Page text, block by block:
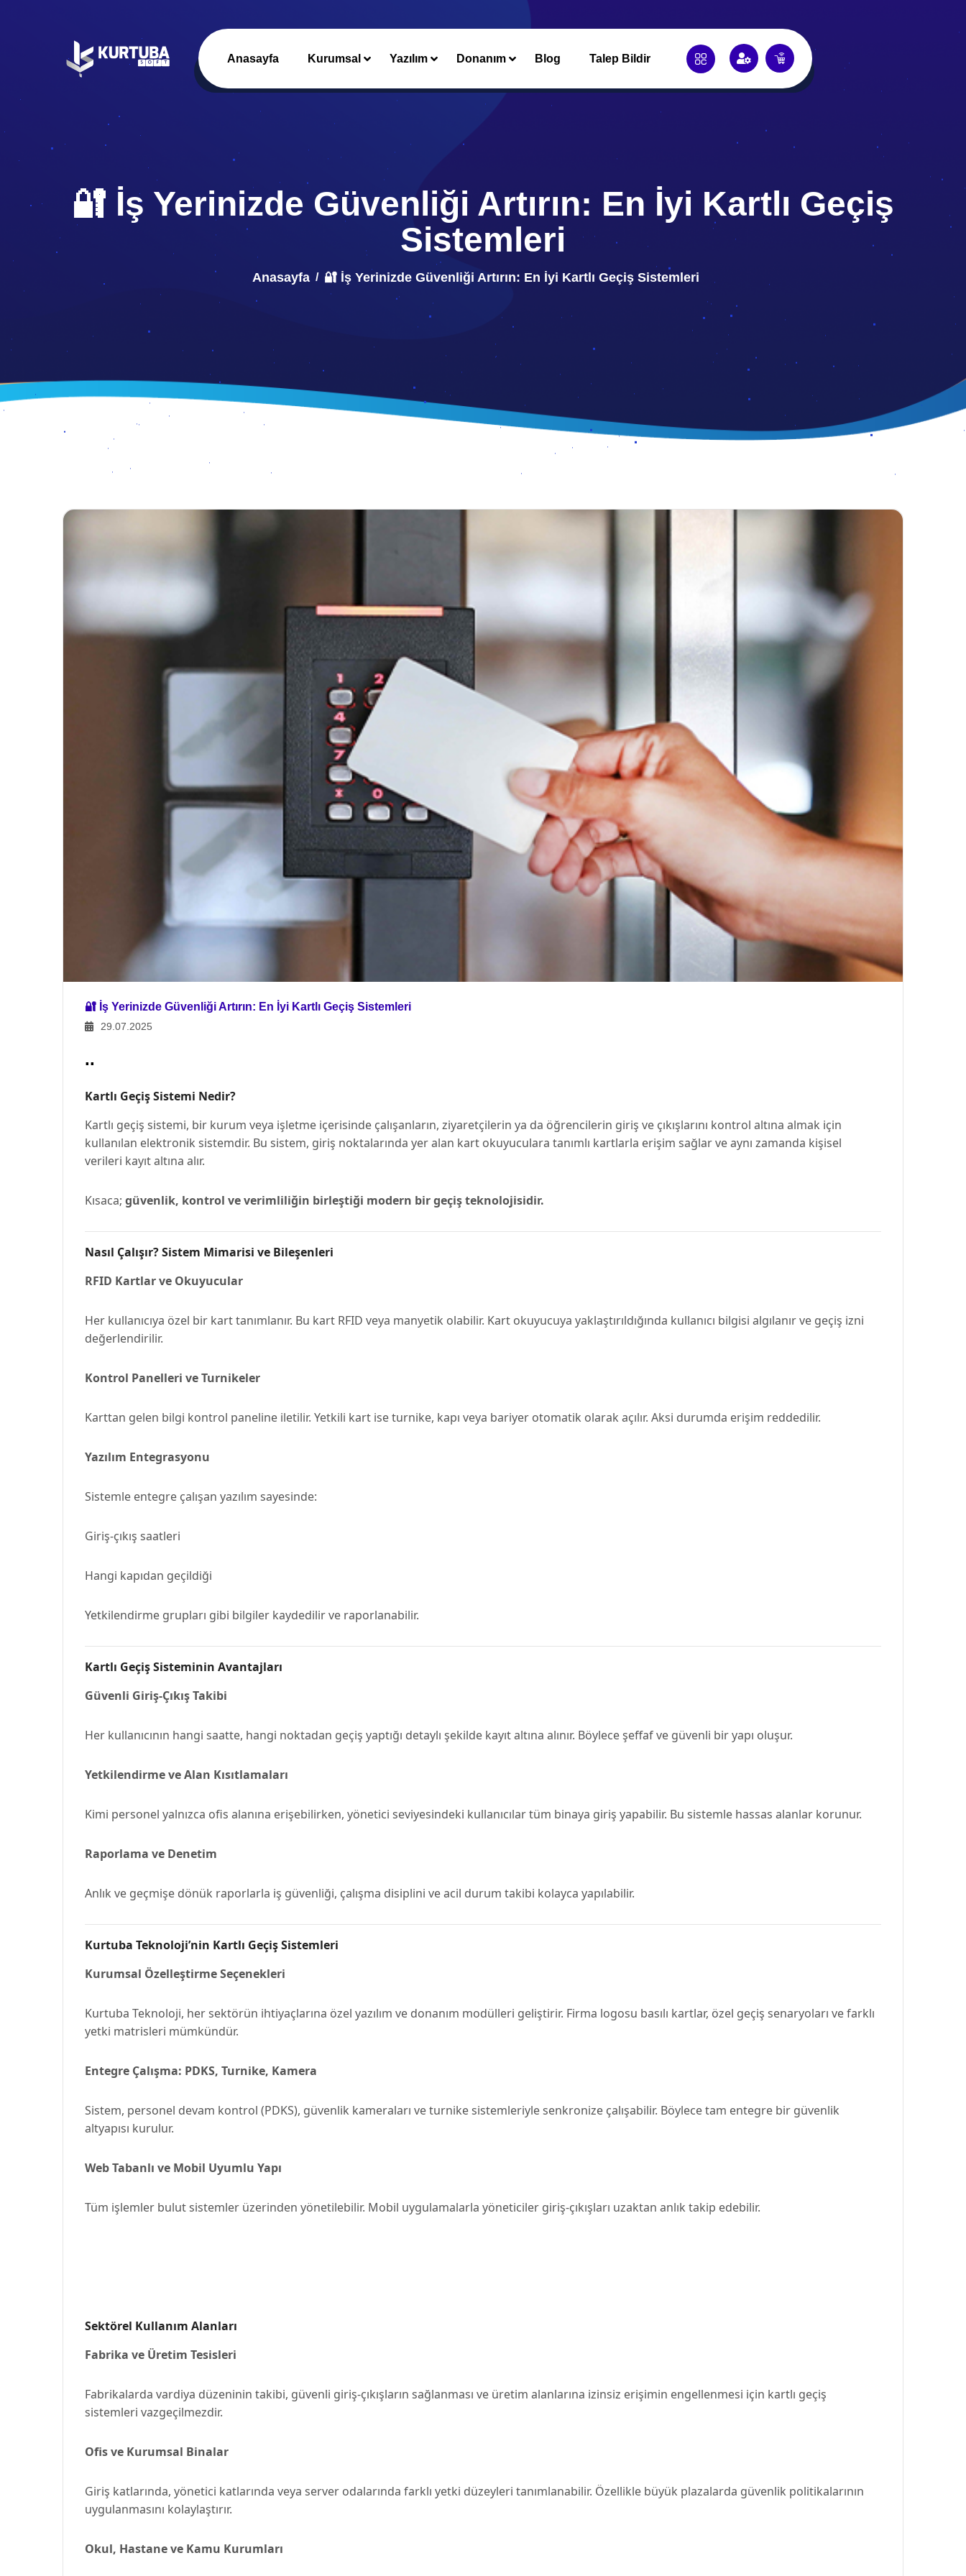
Anasayfa Kurumsal Yazılım Donanım Blog Talep Bildir
🔐 İş Yerinizde Güvenliği Artırın: En İyi Kartlı Geçiş
Sistemleri
Anasayfa 🔐 İş Yerinizde Güvenliği Artırın: En İyi Kartlı Geçiş Sistemleri
🔐 İş Yerinizde Güvenliği Artırın: En İyi Kartlı Geçiş Sistemleri
29.07.2025
..
Kartlı Geçiş Sistemi Nedir?
Kartlı geçiş sistemi, bir kurum veya işletme içerisinde çalışanların, ziyaretçilerin ya da öğrencilerin giriş ve çıkışlarını kontrol altına almak için
kullanılan elektronik sistemdir. Bu sistem, giriş noktalarında yer alan kart okuyuculara tanımlı kartlarla erişim sağlar ve aynı zamanda kişisel
verileri kayıt altına alır.
Kısaca; güvenlik, kontrol ve verimliliğin birleştiği modern bir geçiş teknolojisidir.
Nasıl Çalışır? Sistem Mimarisi ve Bileşenleri
RFID Kartlar ve Okuyucular
Her kullanıcıya özel bir kart tanımlanır. Bu kart RFID veya manyetik olabilir. Kart okuyucuya yaklaştırıldığında kullanıcı bilgisi algılanır ve geçiş izni
değerlendirilir.
Kontrol Panelleri ve Turnikeler
Karttan gelen bilgi kontrol paneline iletilir. Yetkili kart ise turnike, kapı veya bariyer otomatik olarak açılır. Aksi durumda erişim reddedilir.
Yazılım Entegrasyonu
Sistemle entegre çalışan yazılım sayesinde:
Giriş-çıkış saatleri
Hangi kapıdan geçildiği
Yetkilendirme grupları gibi bilgiler kaydedilir ve raporlanabilir.
Kartlı Geçiş Sisteminin Avantajları
Güvenli Giriş-Çıkış Takibi
Her kullanıcının hangi saatte, hangi noktadan geçiş yaptığı detaylı şekilde kayıt altına alınır. Böylece şeffaf ve güvenli bir yapı oluşur.
Yetkilendirme ve Alan Kısıtlamaları
Kimi personel yalnızca ofis alanına erişebilirken, yönetici seviyesindeki kullanıcılar tüm binaya giriş yapabilir. Bu sistemle hassas alanlar korunur.
Raporlama ve Denetim
Anlık ve geçmişe dönük raporlarla iş güvenliği, çalışma disiplini ve acil durum takibi kolayca yapılabilir.
Kurtuba Teknoloji’nin Kartlı Geçiş Sistemleri
Kurumsal Özelleştirme Seçenekleri
Kurtuba Teknoloji, her sektörün ihtiyaçlarına özel yazılım ve donanım modülleri geliştirir. Firma logosu basılı kartlar, özel geçiş senaryoları ve farklı
yetki matrisleri mümkündür.
Entegre Çalışma: PDKS, Turnike, Kamera
Sistem, personel devam kontrol (PDKS), güvenlik kameraları ve turnike sistemleriyle senkronize çalışabilir. Böylece tam entegre bir güvenlik
altyapısı kurulur.
Web Tabanlı ve Mobil Uyumlu Yapı
Tüm işlemler bulut sistemler üzerinden yönetilebilir. Mobil uygulamalarla yöneticiler giriş-çıkışları uzaktan anlık takip edebilir.
Sektörel Kullanım Alanları
Fabrika ve Üretim Tesisleri
Fabrikalarda vardiya düzeninin takibi, güvenli giriş-çıkışların sağlanması ve üretim alanlarına izinsiz erişimin engellenmesi için kartlı geçiş
sistemleri vazgeçilmezdir.
Ofis ve Kurumsal Binalar
Giriş katlarında, yönetici katlarında veya server odalarında farklı yetki düzeyleri tanımlanabilir. Özellikle büyük plazalarda güvenlik politikalarının
uygulanmasını kolaylaştırır.
Okul, Hastane ve Kamu Kurumları